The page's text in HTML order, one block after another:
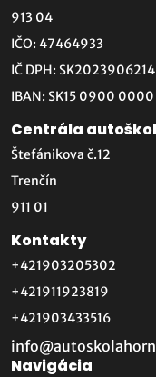
913 04
IČO: 47464933
IČ DPH: SK2023906214
IBAN: SK15 0900
Centrála
Štefánikova č.12
Trenčín
911 01
Kontakty
+421903205302
+421911923819
+421903433516
Navigácia